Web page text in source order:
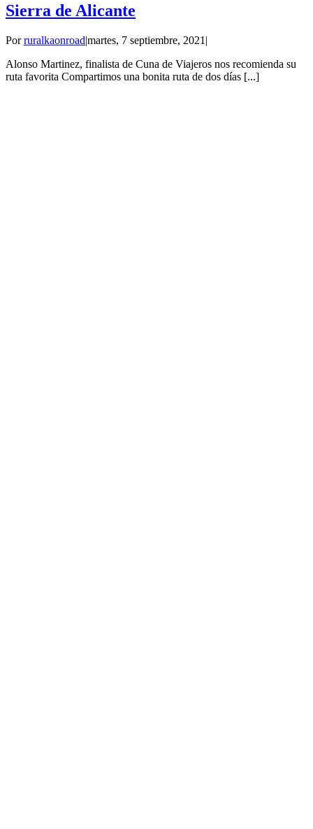
Sierra de Alicante
Porruralkaonroad|martes, 7 septiembre, 2021 |
Alonso Martinez, finalista de Cuna de Viajeros nos recomienda su
ruta favorita Compartimos una bonita ruta de dos días [...]